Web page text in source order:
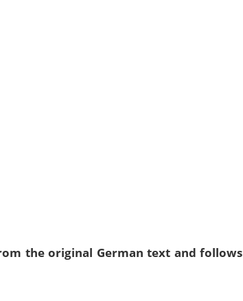
the original German text and follows